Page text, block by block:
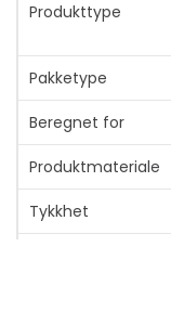
Produkttype
Pakketype
Beregnet for
Produktmateriale
Tykkhet